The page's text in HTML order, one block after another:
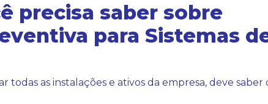
precisa saber sobre
para Sistemas
todas as instalações e ativos da empresa, deve saber